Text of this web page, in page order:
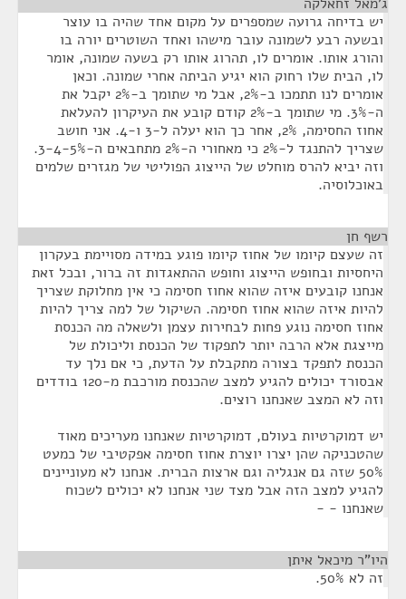
ג'מאל זחאלקה
יש בדיחה גרועה שמספרים על מקום אחד שהיה בו עוצר
ובשעה רבע לשמונה עובר מישהו ואחד השוטרים יורה בו
והורג אותו. אומרים לו, תהרוג אותו רק בשעה שמונה, אומר
לו, הבית שלו רחוק הוא יגיע הביתה אחרי שמונה. וכאן
אומרים לנו תתמכו ב-2%, אבל מי שתומך ב-2% יקבל את
ה-3%. מי שתומך ב-2% קודם קובע את העיקרון להעלאת
אחוז החסימה, 2%, אחר כך הוא יעלה ל-3 ו-4. אני חושב
שצריך להתנגד ל-2% כי מאחורי ה-2% מתחבאים ה-3-4-5%.
וזה יביא להרס מוחלט של הייצוג הפוליטי של מגזרים שלמים
באוכלוסיה.
רשף חן
זה שעצם קיומו של אחוז קיומו פוגע במידה מסויימת בעקרון
היחסיות ובחופש הייצוג וחופש ההתאגדות זה ברור, ובכל זאת
אנחנו קובעים איזה שהוא אחוז חסימה כי אין מחלוקת שצריך
להיות איזה שהוא אחוז חסימה. השיקול של למה צריך להיות
אחוז חסימה נוגע פחות לבחירות עצמן ולשאלה מה הכנסת
מייצגת אלא הרבה יותר לתפקוד של הכנסת וליכולת של
הכנסת לתפקד בצורה מתקבלת על הדעת, כי אם נלך עד
אבסורד יכולים להגיע למצב שהכנסת מורכבת מ-120 בודדים
וזה לא המצב שאנחנו רוצים.
יש דמוקרטיות בעולם, דמוקרטיות שאנחנו מעריכים מאוד
שהטכניקה שהן יצרו יוצרת אחוז חסימה אפקטיבי של כמעט
50% שזה גם אנגליה וגם ארצות הברית. אנחנו לא מעוניינים
להגיע למצב הזה אבל מצד שני אנחנו לא יכולים לשכוח
שאנחנו - -
היו"ר מיכאל איתן
זה לא 50%.